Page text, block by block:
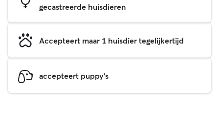
gecastreerde huisdieren
Accepteert maar 1 huisdier tegelijkertijd
accepteert puppy's